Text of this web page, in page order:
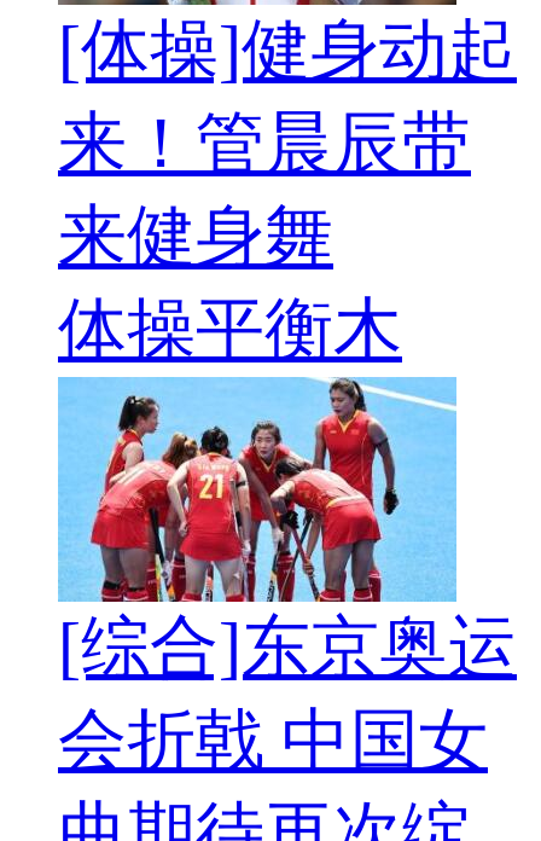
[体操]健身动起
来！管晨辰带
来健身舞
体操平衡木
[综合]东京奥运
会折戟 中国女